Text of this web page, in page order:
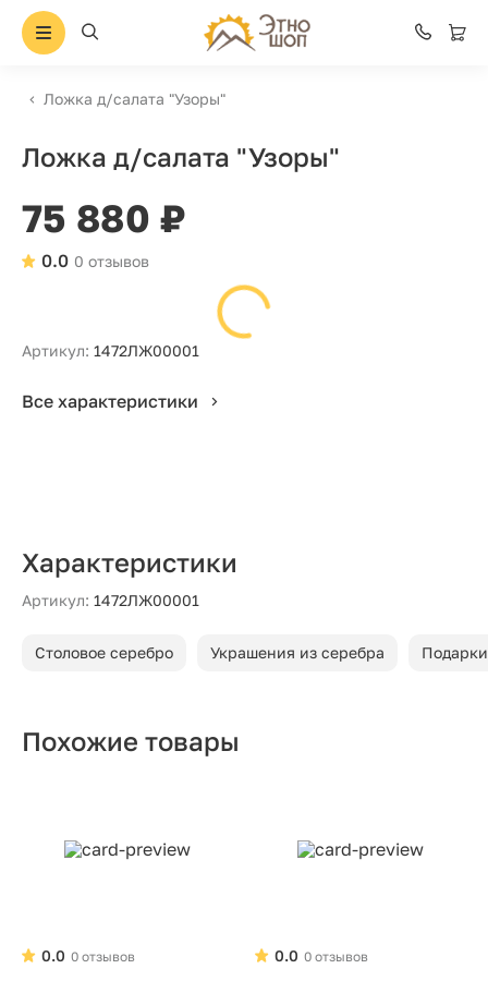
Ложка д/салата "Узоры"
Ложка д/салата "Узоры"
75 880 ₽
0 отзывов
0.0
Артикул: 1472ЛЖ00001
Все характеристики
Характеристики
Артикул: 1472ЛЖ00001
Столовое серебро Украшения из серебра
Похожие товары
0 отзывов
0.0
0 отзывов
0.0